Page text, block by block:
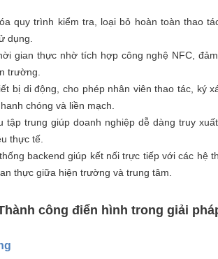
quy trình kiểm tra, loại bỏ hoàn toàn thao
dụng.
gian thực nhờ tích hợp công nghệ NFC,
trường.
bị di động, cho phép nhân viên thao tác, ký
chóng và liền mạch.
trung giúp doanh nghiệp dễ dàng truy
thực tế.
backend giúp kết nối trực tiếp với các hệ
thực giữa hiện trường và trung tâm.
công điển hình trong giải